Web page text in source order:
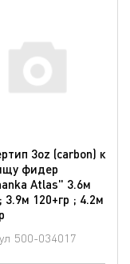
3oz (carbon) к
фидер
Atlas" 3.6м
3.9м 120+гр ; 4.2м
500-034017